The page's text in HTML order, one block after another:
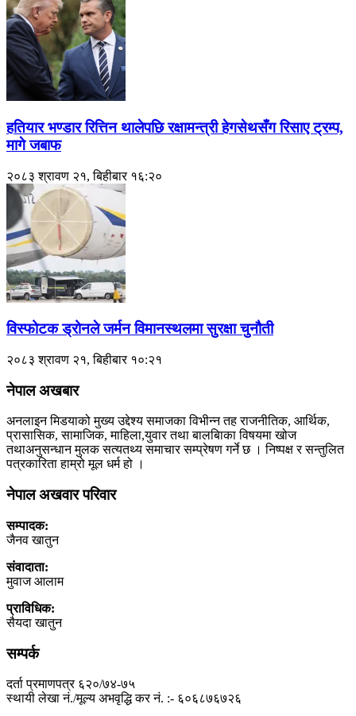
हतियार भण्डार रित्तिन थालेपछि रक्षामन्त्री हेगसेथसँग रिसाए ट्रम्प,
मागे जबाफ
२०८३ श्रावण २१, बिहीबार १६:२०
विस्फोटक ड्रोनले जर्मन विमानस्थलमा सुरक्षा चुनौती
२०८३ श्रावण २१, बिहीबार १०:२१
नेपाल अखबार
अनलाइन मिडयाको मुख्य उद्देश्य समाजका विभीन्न तह राजनीतिक, आर्थिक,
प्रासासिक, सामाजिक, माहिला,युवार तथा बालबािका विषयमा खोज
तथाअनुसन्धान मुलक सत्यतथ्य समाचार सम्प्रेषण गर्ने छ । निष्पक्ष र सन्तुलित
पत्रकारिता हाम्रो मूल धर्म हो ।
नेपाल अखवार परिवार
सम्पादक:
जैनव खातुन
संवादाता:
मुवाज आलाम
प्राविधिक:
सैयदा खातुन
सम्पर्क
दर्ता प्रमाणपत्र ६२०/७४-७५
स्थायी लेखा नं./मूल्य अभवृद्धि कर नं. :- ६०६८७६७२६